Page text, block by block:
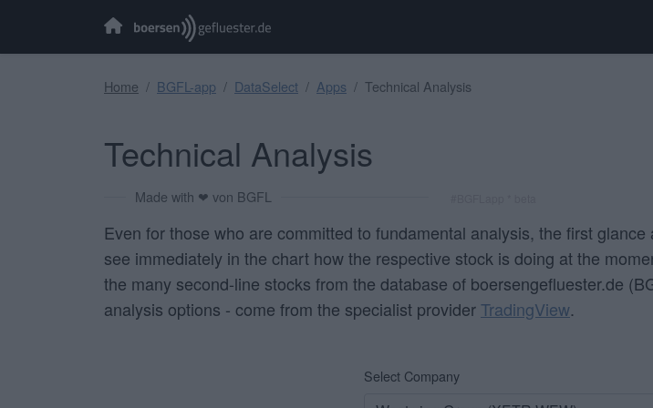
Home BGFL-app DataSelect Apps Technical Analysis
Technical Analysis
Made with ❤ von BGFL
Even for those who are committed to fundamental analysis, the first
see immediately in the chart how the respective stock is doing at the
the many second-line stocks from the database of boersengefluester.de
analysis options - come from the specialist providerTradingView.
Select Company